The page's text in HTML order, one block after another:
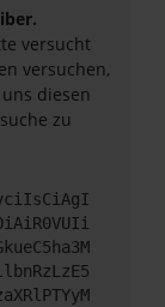
versucht
versuchen,
diesen
zu